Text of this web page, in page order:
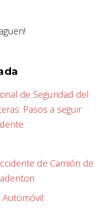
de Seguridad del
Pasos a seguir
de Camión de